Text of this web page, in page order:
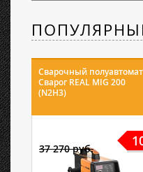
Сварочный полуавтомат
Сварог REAL MIG 200
(N2H3)
37 270 руб.